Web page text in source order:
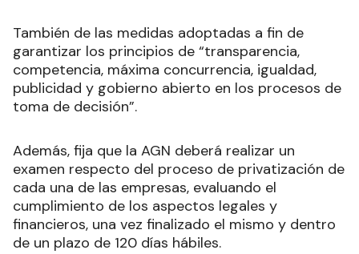
También de las medidas adoptadas a fin de
garantizar los principios de “transparencia,
competencia, máxima concurrencia, igualdad,
publicidad y gobierno abierto en los procesos de
toma de decisión”.
Además, fija que la AGN deberá realizar un
examen respecto del proceso de privatización de
cada una de las empresas, evaluando el
cumplimiento de los aspectos legales y
financieros, una vez finalizado el mismo y dentro
de un plazo de 120 días hábiles.